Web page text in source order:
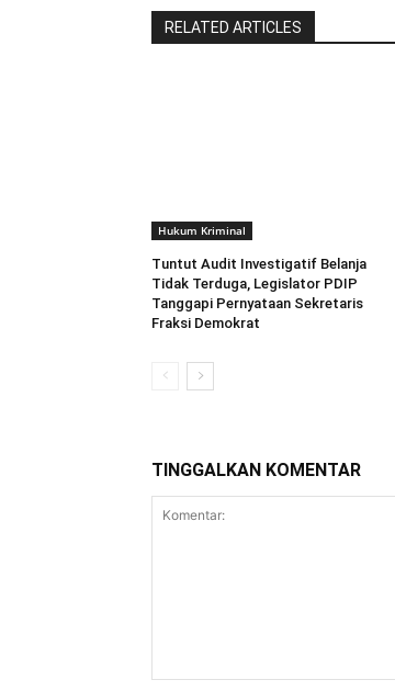
RELATED ARTICLES
Hukum Kriminal
Tuntut Audit Investigatif Belanja
Tidak Terduga, Legislator PDIP
Tanggapi Pernyataan Sekretaris
Fraksi Demokrat
TINGGALKAN KOMENTAR